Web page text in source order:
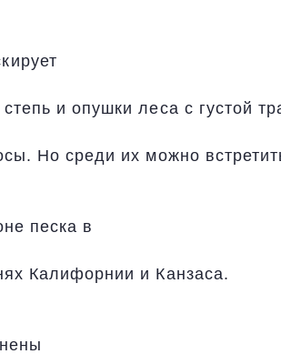
и опушки леса с густой
Но среди их можно
песка в
Калифорнии и Канзаса.